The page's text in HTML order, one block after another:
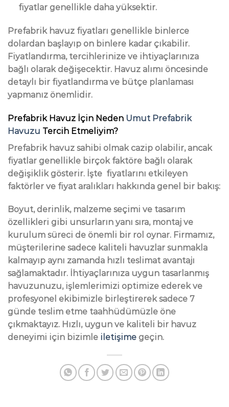
fiyatlar genellikle daha yüksektir.
Prefabrik havuz fiyatları genellikle binlerce
dolardan başlayıp on binlere kadar çıkabilir.
Fiyatlandırma, tercihlerinize ve ihtiyaçlarınıza
bağlı olarak değişecektir. Havuz alımı öncesinde
detaylı bir fiyatlandırma ve bütçe planlaması
yapmanız önemlidir.
Prefabrik Havuz İçin Neden Umut Prefabrik
Havuzu Tercih Etmeliyim?
Prefabrik havuz sahibi olmak cazip olabilir, ancak
fiyatlar genellikle birçok faktöre bağlı olarak
değişiklik gösterir. İşte fiyatlarını etkileyen
faktörler ve fiyat aralıkları hakkında genel bir bakış:
Boyut, derinlik, malzeme seçimi ve tasarım
özellikleri gibi unsurların yanı sıra, montaj ve
kurulum süreci de önemli bir rol oynar. Firmamız,
müşterilerine sadece kaliteli havuzlar sunmakla
kalmayıp aynı zamanda hızlı teslimat avantajı
sağlamaktadır. İhtiyaçlarınıza uygun tasarlanmış
havuzunuzu, işlemlerimizi optimize ederek ve
profesyonel ekibimizle birleştirerek sadece 7
günde teslim etme taahhüdümüzle öne
çıkmaktayız. Hızlı, uygun ve kaliteli bir havuz
deneyimi için bizimle iletişime geçin.